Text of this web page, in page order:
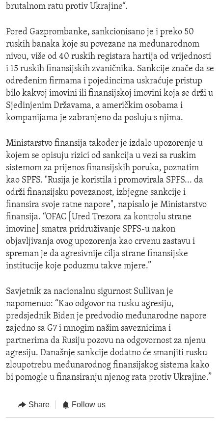
brutalnom ratu protiv Ukrajine“.
Pored Gazprombanke, sankcionisano je i preko 50
ruskih banaka koje su povezane na međunarodnom
nivou, više od 40 ruskih registara hartija od vrijednosti
i 15 ruskih finansijskih zvaničnika. Sankcije znače da se
određenim firmama i pojedincima uskraćuje pristup
bilo kakvoj imovini ili finansijskoj imovini koja se drži u
Sjedinjenim Državama, a američkim osobama i
kompanijama je zabranjeno da posluju s njima.
Ministarstvo finansija također je izdalo upozorenje u
kojem se opisuju rizici od sankcija u vezi sa ruskim
sistemom za prijenos finansijskih poruka, poznatim
kao SPFS. "Rusija je koristila i promovirala SPFS... da
održi finansijsku povezanost, izbjegne sankcije i
finansira svoje ratne napore", napisalo je Ministarstvo
finansija. “OFAC [Ured Trezora za kontrolu strane
imovine] smatra pridruživanje SPFS-u nakon
objavljivanja ovog upozorenja kao crvenu zastavu i
spreman je da agresivnije cilja strane finansijske
institucije koje poduzmu takve mjere.”
Savjetnik za nacionalnu sigurnost Sullivan je
napomenuo: “Kao odgovor na rusku agresiju,
predsjednik Biden je predvodio međunarodne napore
zajedno sa G7 i mnogim našim saveznicima i
partnerima da Rusiju pozovu na odgovornost za njenu
agresiju. Današnje sankcije dodatno će smanjiti rusku
zloupotrebu međunarodnog finansijskog sistema kako
bi pomogle u finansiranju njenog rata protiv Ukrajine.”
Share Follow us